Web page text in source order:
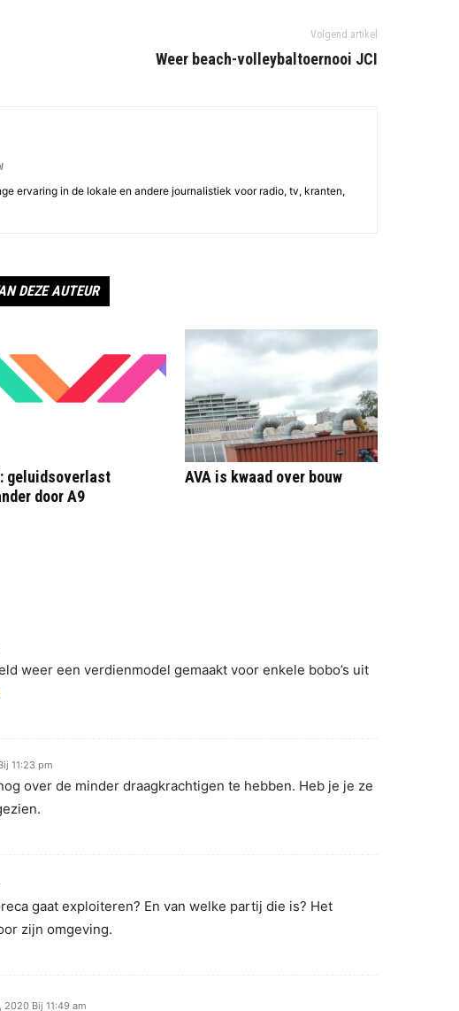
Volgend artikel
Weer beach-volleybaltoernooi JCI
ervaring in de lokale en andere journalistiek voor radio, tv, kranten,
DEZE AUTEUR
geluidsoverlast
door A9
AVA is kwaad over bouw
weer een verdienmodel gemaakt voor enkele bobo’s uit
11:23 pm
over de minder draagkrachtigen te hebben. Heb je je ze
gaat exploiteren? En van welke partij die is? Het
zijn omgeving.
2020 Bij 11:49 am